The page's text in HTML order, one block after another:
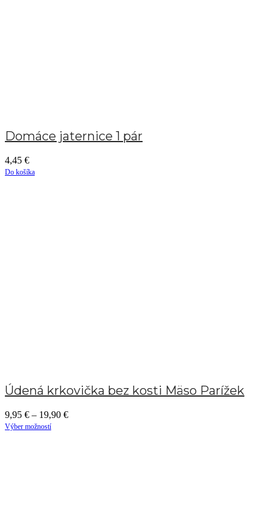
Domáce jaternice 1 pár
4,45 €
Do košíka
Údená krkovička bez kosti Mäso Parížek
9,95 € – 19,90 €
Výber možností